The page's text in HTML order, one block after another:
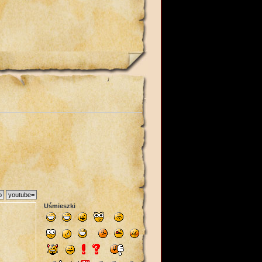
Uśmieszki